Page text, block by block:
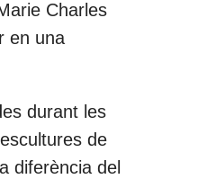
Charles
en una
durant les
de
diferència del